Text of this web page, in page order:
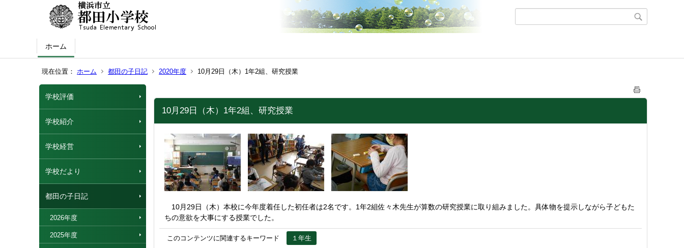
ホーム
現在位置： ホーム 都田の子日記 2020年度 10月29日（木）1年2組、研究授業
学校評価
学校紹介
学校経営
学校だより
都田の子日記
2026年度
2025年度
10月29日（木）1年2組、研究授業
10月29日（木）本校に今年度着任した初任者は2名です。1年2組佐々木先生が算数の研究授業に取り組みました。具体物を提示しながら子どもた
ちの意欲を大事にする授業でした。
このコンテンツに関連するキーワード １年生